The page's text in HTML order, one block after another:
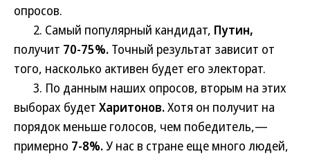
опросов.
2. Самый популярный кандидат, Путин,
получит 70-75%. Точный результат зависит от
того, насколько активен будет его электорат.
3. По данным наших опросов, вторым на этих
выборах будет Харитонов.Хотя он получит на
порядок меньше голосов, чем победитель,—
примерно 7-8%.У нас в стране еще много людей,